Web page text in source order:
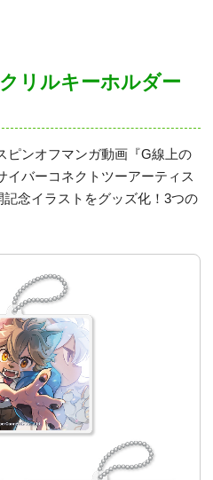
リルキーホルダー
ピンオフマンガ動画『G線上の
イバーコネクトツーアーティス
記念イラストをグッズ化！3つの